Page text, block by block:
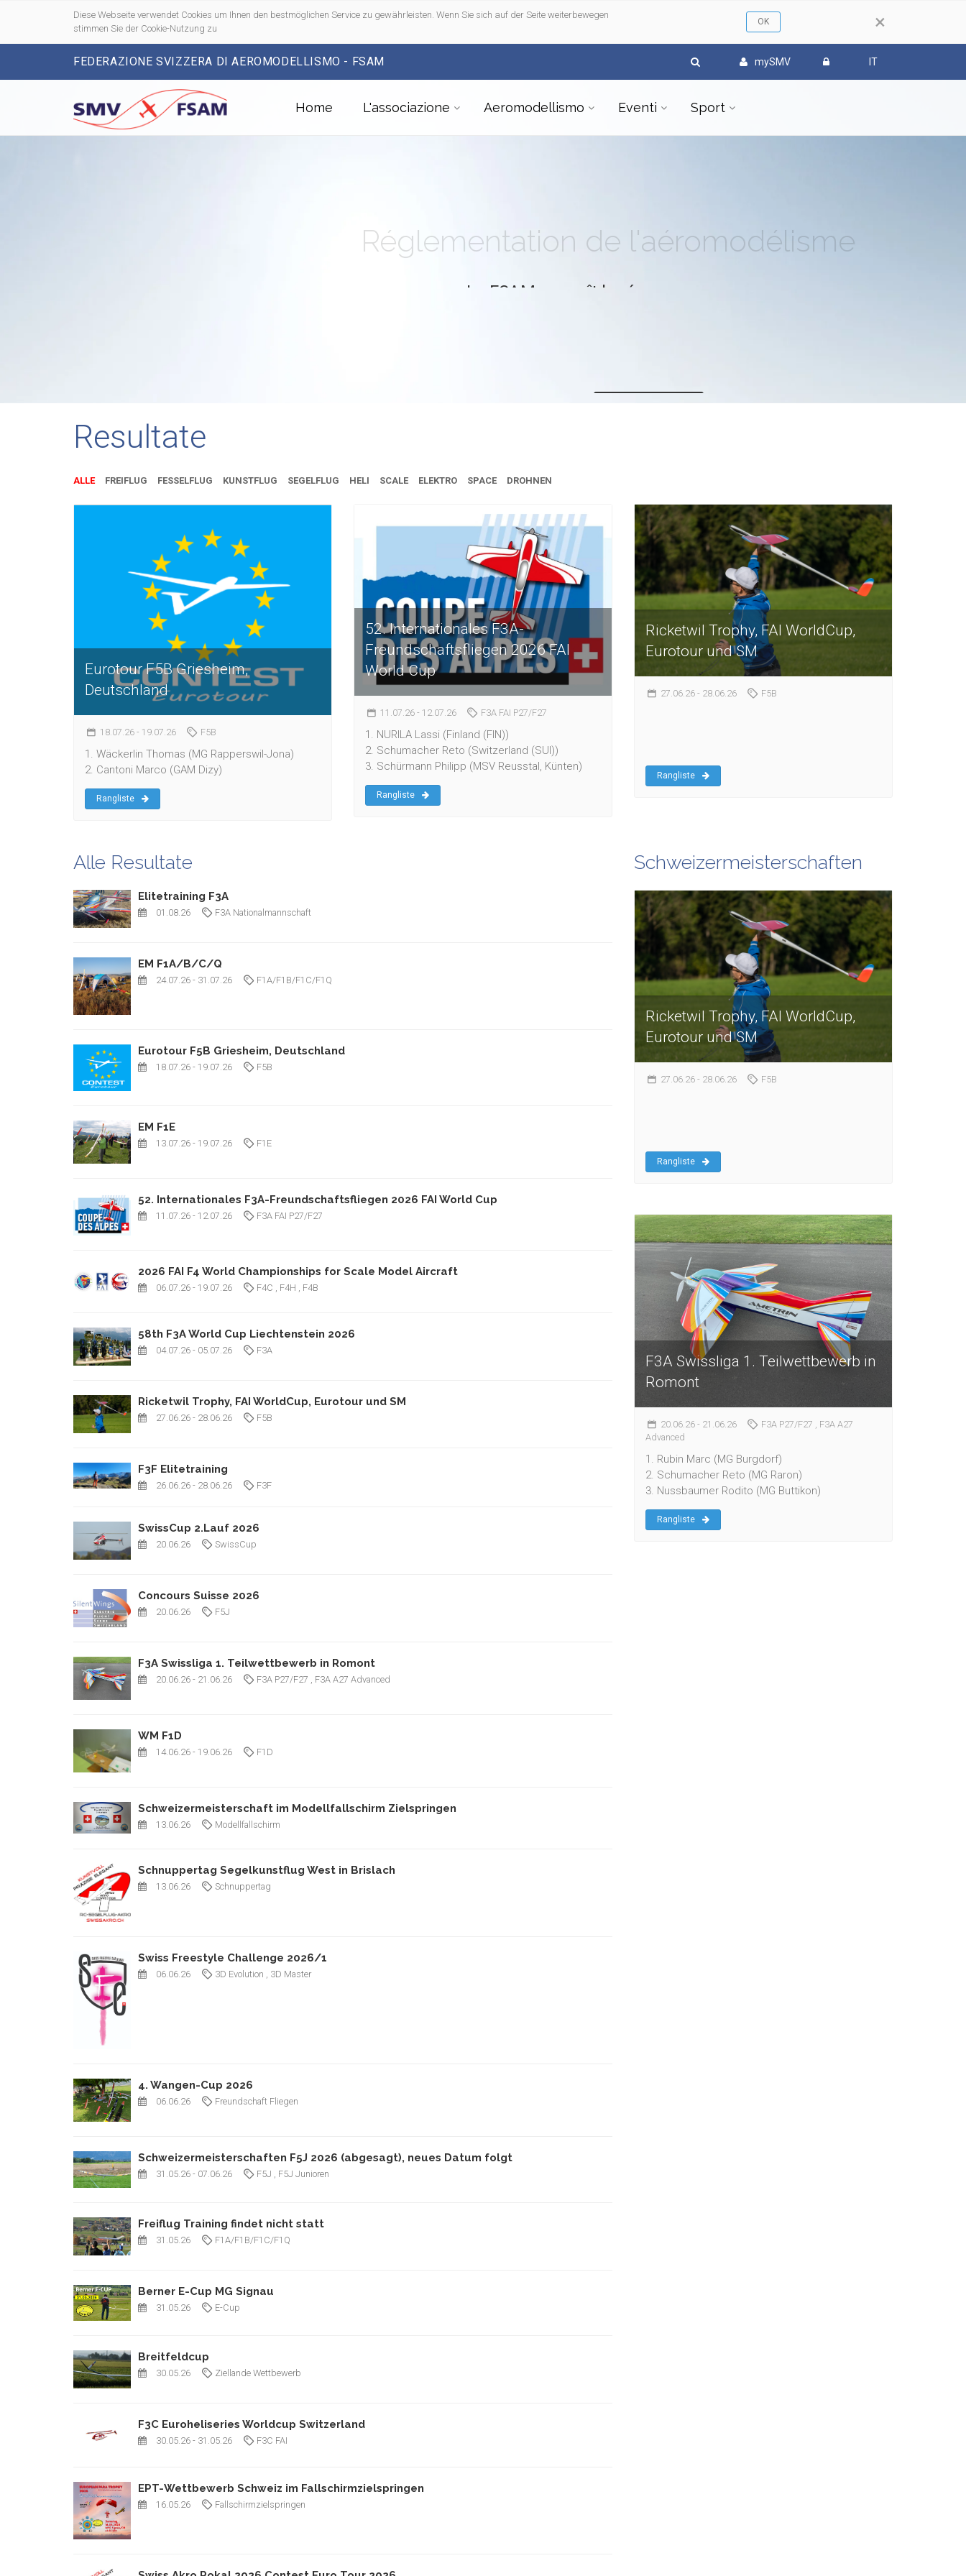
×
Diese Webseite verwendet Cookies um Ihnen den bestmöglichen Service zu gewährleisten. Wenn Sie sich auf der Seite weiterbewegen
stimmen Sie der Cookie-Nutzung zu
FEDERAZIONE SVIZZERA DI AEROMODELLISMO - FSAM mySMV IT
Home L'associazione Aeromodellismo Eventi Sport
Réglementation de l'aéromodélisme
Resultate
ALLE FREIFLUG FESSELFLUG KUNSTFLUG SEGELFLUG HELI SCALE ELEKTRO SPACE DROHNEN
Eurotour F5B Griesheim,
Deutschland
18.07.26 - 19.07.26 F5B
1. Wäckerlin Thomas (MG Rapperswil-Jona)
2. Cantoni Marco (GAM Dizy)
Rangliste
52. Internationales F3A-
Freundschaftsfliegen 2026 FAI
World Cup
11.07.26 - 12.07.26 F3A FAI P27/F27
1. NURILA Lassi (Finland (FIN))
2. Schumacher Reto (Switzerland (SUI))
3. Schürmann Philipp (MSV Reusstal, Künten)
Rangliste
Ricketwil Trophy, FAI WorldCup,
Eurotour und SM
27.06.26 - 28.06.26 F5B
Rangliste
Alle Resultate
Elitetraining F3A
01.08.26 F3A Nationalmannschaft
EM F1A/B/C/Q
24.07.26 - 31.07.26 F1A/F1B/F1C/F1Q
Eurotour F5B Griesheim, Deutschland
18.07.26 - 19.07.26 F5B
EM F1E
13.07.26 - 19.07.26 F1E
52. Internationales F3A-Freundschaftsfliegen 2026 FAI World Cup
11.07.26 - 12.07.26 F3A FAI P27/F27
2026 FAI F4 World Championships for Scale Model Aircraft
06.07.26 - 19.07.26 F4C , F4H , F4B
58th F3A World Cup Liechtenstein 2026
04.07.26 - 05.07.26 F3A
Ricketwil Trophy, FAI WorldCup, Eurotour und SM
27.06.26 - 28.06.26 F5B
F3F Elitetraining
26.06.26 - 28.06.26 F3F
SwissCup 2.Lauf 2026
20.06.26 SwissCup
Concours Suisse 2026
20.06.26 F5J
F3A Swissliga 1. Teilwettbewerb in Romont
20.06.26 - 21.06.26 F3A P27/F27 , F3A A27 Advanced
WM F1D
14.06.26 - 19.06.26 F1D
Schweizermeisterschaft im Modellfallschirm Zielspringen
13.06.26 Modellfallschirm
Schnuppertag Segelkunstflug West in Brislach
13.06.26 Schnuppertag
Swiss Freestyle Challenge 2026/1
06.06.26 3D Evolution , 3D Master
4. Wangen-Cup 2026
06.06.26 Freundschaft Fliegen
Schweizermeisterschaften F5J 2026 (abgesagt), neues Datum folgt
31.05.26 - 07.06.26 F5J , F5J Junioren
Freiflug Training findet nicht statt
31.05.26 F1A/F1B/F1C/F1Q
Berner E-Cup MG Signau
31.05.26 E-Cup
Breitfeldcup
30.05.26 Ziellande Wettbewerb
F3C Euroheliseries Worldcup Switzerland
30.05.26 - 31.05.26 F3C FAI
EPT-Wettbewerb Schweiz im Fallschirmzielspringen
16.05.26 Fallschirmzielspringen
Schweizermeisterschaften
Ricketwil Trophy, FAI WorldCup,
Eurotour und SM
27.06.26 - 28.06.26 F5B
Rangliste
F3A Swissliga 1. Teilwettbewerb in
Romont
20.06.26 - 21.06.26 F3A P27/F27 , F3A A27
Advanced
1. Rubin Marc (MG Burgdorf)
2. Schumacher Reto (MG Raron)
3. Nussbaumer Rodito (MG Buttikon)
Rangliste